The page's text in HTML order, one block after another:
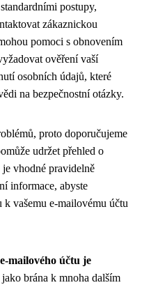
postupy,
zákaznickou
pomoci s obnovením
ověření vaší
osobních údajů, které
na bezpečnostní otázky.
proto doporučujeme
udržet přehled o
vhodné pravidelně
informace, abyste
vašemu e-mailovému účtu
mailového účtu je
brána k mnoha dalším